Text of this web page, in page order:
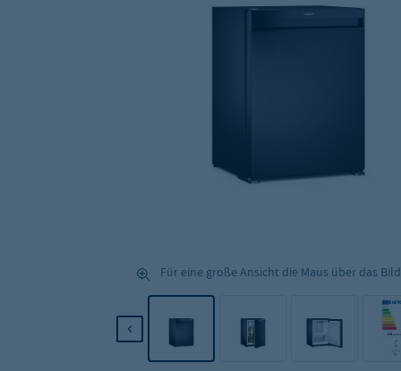
Für eine große Ansicht die Maus über das